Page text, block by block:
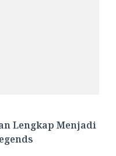
Lengkap Menjadi